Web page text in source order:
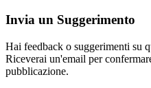
Invia un Suggerimento
Hai feedback o suggerimenti su
Riceverai un'email per
pubblicazione.